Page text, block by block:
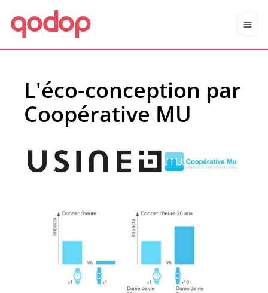
Aller au contenu principal
Aller au menu
qodop
L'éco-conception par
Coopérative MU